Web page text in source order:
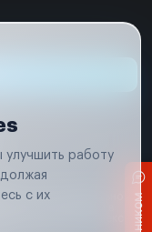
носит исключительно
Гражданского кодекса
улучшить работу
с их